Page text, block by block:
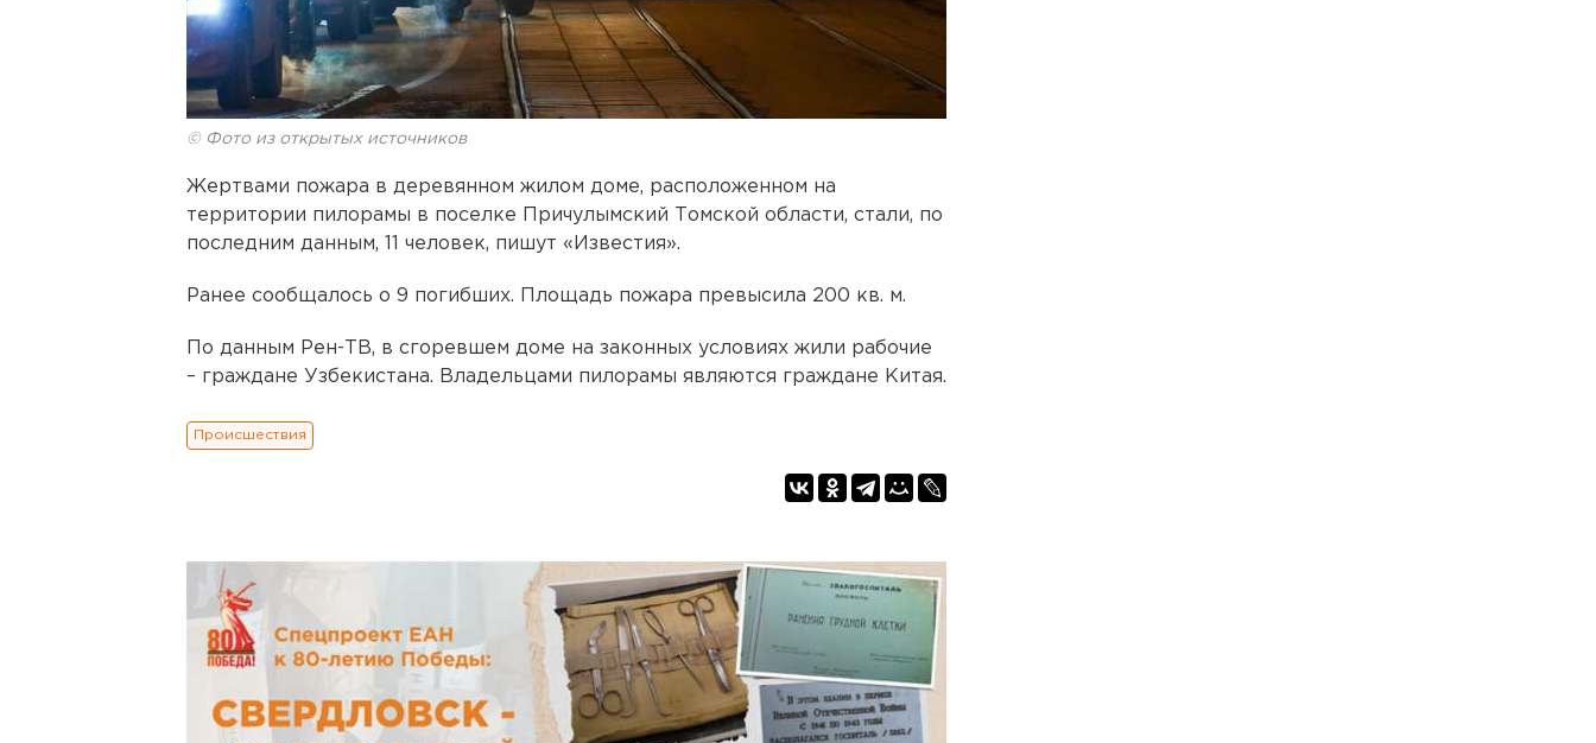
© Фото из открытых источников
Жертвами пожара в деревянном жилом доме, расположенном на
территории пилорамы в поселке Причулымский Томской области, стали, по
последним данным, 11 человек, пишут «Известия».
Ранее сообщалось о 9 погибших. Площадь пожара превысила 200 кв. м.
По данным Рен-ТВ, в сгоревшем доме на законных условиях жили рабочие
– граждане Узбекистана. Владельцами пилорамы являются граждане Китая.
Происшествия